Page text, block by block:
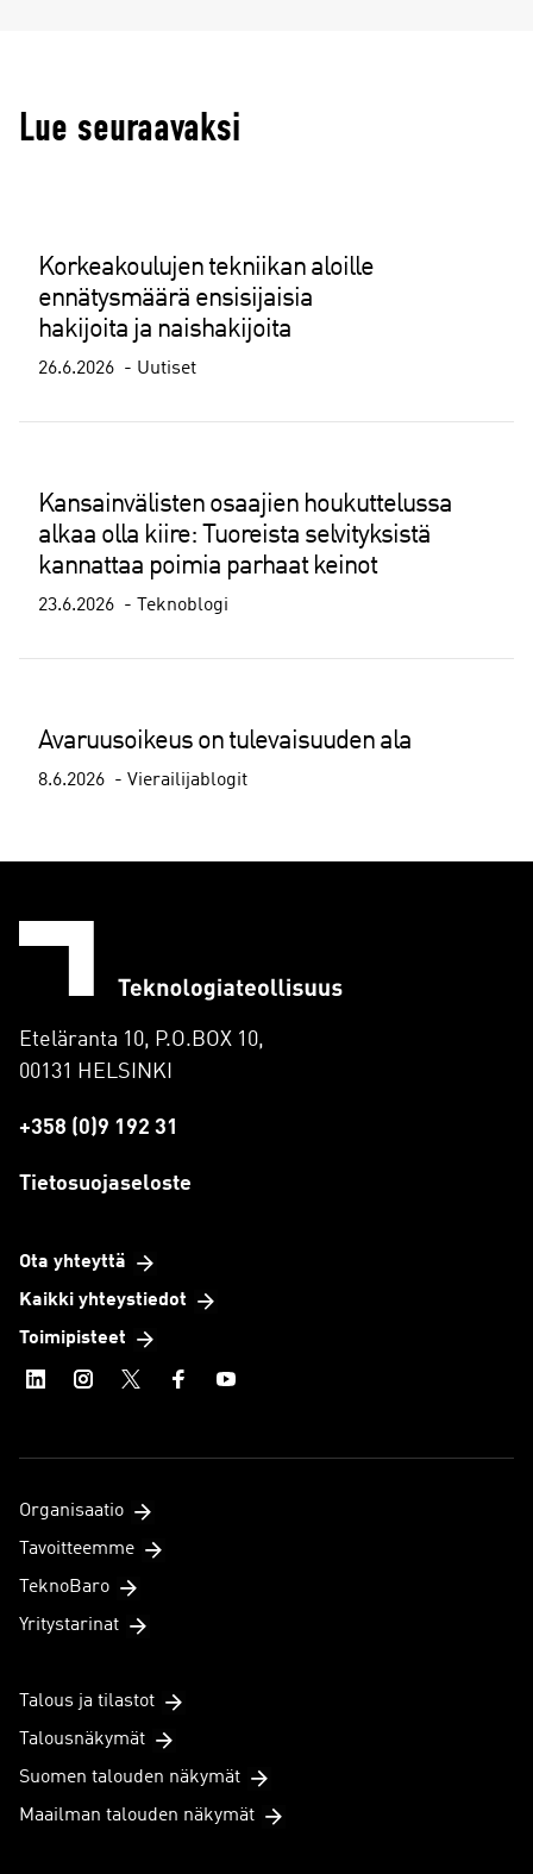
Lue seuraavaksi
Korkeakoulujen tekniikan aloille
ennätysmäärä ensisijaisia
hakijoita ja naishakijoita
26.6.2026 Uutiset
Kansainvälisten osaajien houkuttelussa
alkaa olla kiire: Tuoreista selvityksistä
kannattaa poimia parhaat keinot
23.6.2026 Teknoblogi
Avaruusoikeus on tulevaisuuden ala
8.6.2026 Vierailijablogit
Eteläranta 10, P.O.BOX 10,
00131 HELSINKI
+358 (0)9 192 31
Tietosuojaseloste
Ota yhteyttä
Kaikki yhteystiedot
Toimipisteet
Organisaatio
Tavoitteemme
TeknoBaro
Yritystarinat
Talous ja tilastot
Talousnäkymät
Suomen talouden näkymät
Maailman talouden näkymät